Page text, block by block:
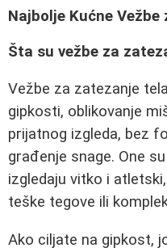
Najbolje Kućne
Šta su vežbe za
Vežbe za zatezanje
gipkosti, oblikovanje
prijatnog izgleda, bez
građenje snage. One
izgledaju vitko i
teške tegove ili
Ako ciljate na gipkost,